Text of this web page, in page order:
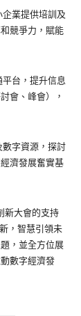
企業提供培訓及
競爭力，賦能
平台，提升信息
會、峰會），
數字資源，探討
濟發展奮實基
新大會的支持
，智慧引領未
，並全方位展
數字經濟發